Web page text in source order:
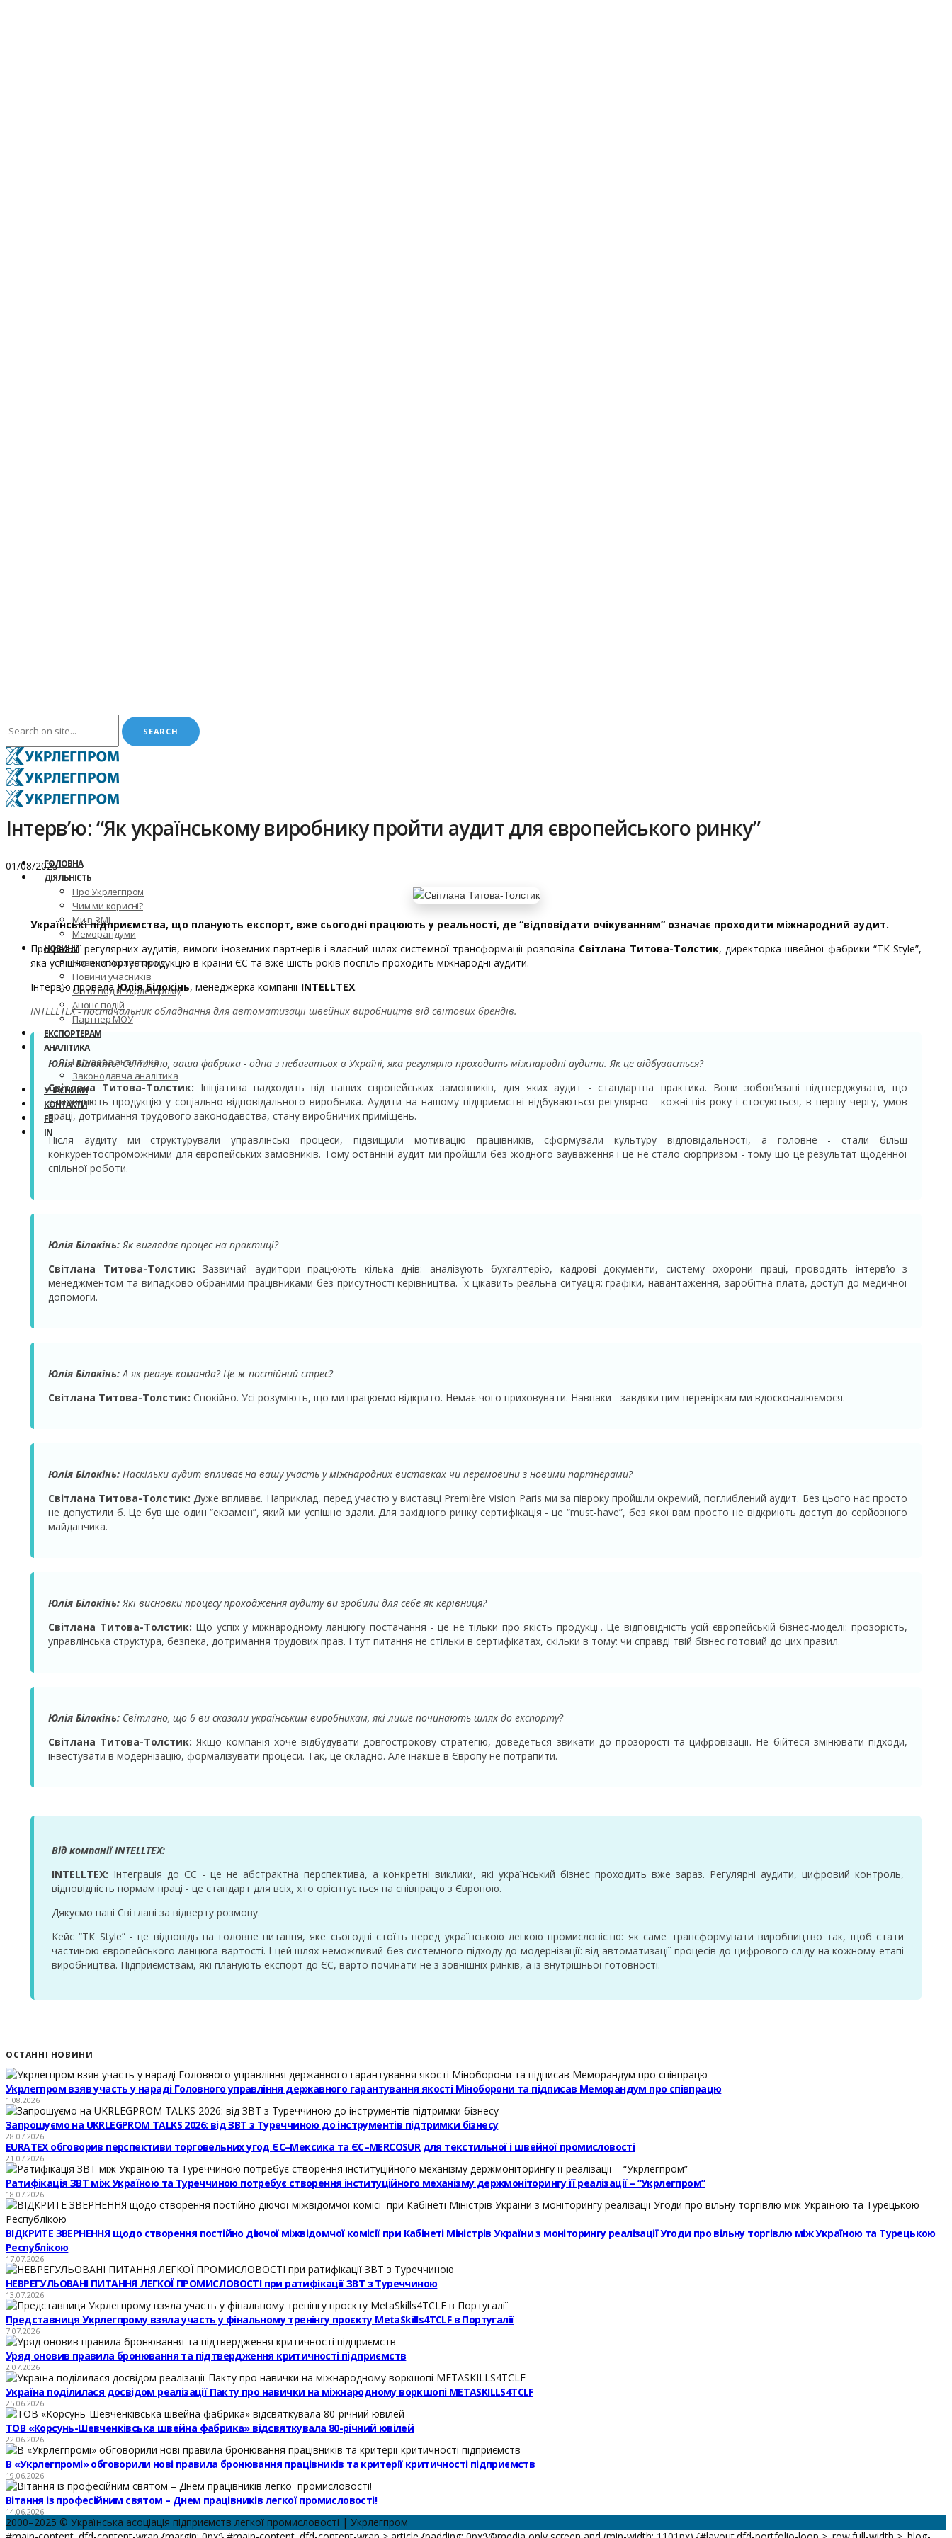
ГОЛОВНА
ДІЯЛЬНІСТЬ
Про Укрлегпром
Чим ми корисні?
Ми в ЗМІ
Меморандуми
НОВИНИ
Новини Укрлегпрому
Новини учасників
Фото подій Укрлегпрому
Анонс подій
Партнер МОУ
ЕКСПОРТЕРАМ
АНАЛІТИКА
Галузева аналітика
Законодавча аналітика
УЧАСНИКИ
КОНТАКТИ
FB
IN
Інтерв’ю: “Як українському виробнику пройти аудит для європейського ринку”
01/08/2025
Українські підприємства, що планують експорт, вже сьогодні працюють у реальності, де “відповідати очікуванням” означає проходити міжнародний аудит.
Про реалії регулярних аудитів, вимоги іноземних партнерів і власний шлях системної трансформації розповіла Світлана Титова-Толстик, директорка швейної фабрики “ТК Style”,
яка успішно експортує продукцію в країни ЄС та вже шість років поспіль проходить міжнародні аудити.
Інтерв’ю провелаЮлія Білокінь, менеджерка компанії INTELLTEX.
INTELLTEX - постачальник обладнання для автоматизації швейних виробництв від світових брендів.
Юлія Білокінь:Світлано, ваша фабрика - одна з небагатьох в Україні, яка регулярно проходить міжнародні аудити. Як це відбувається?
Світлана Титова-Толстик: Ініціатива надходить від наших європейських замовників, для яких аудит - стандартна практика. Вони зобов’язані підтверджувати, що
замовляють продукцію у соціально-відповідального виробника. Аудити на нашому підприємстві відбуваються регулярно - кожні пів року і стосуються, в першу чергу, умов
праці, дотримання трудового законодавства, стану виробничих приміщень.
Після аудиту ми структурували управлінські процеси, підвищили мотивацію працівників, сформували культуру відповідальності, а головне - стали більш
конкурентоспроможними для європейських замовників. Тому останній аудит ми пройшли без жодного зауваження і це не стало сюрпризом - тому що це результат щоденної
спільної роботи.
Юлія Білокінь:Як виглядає процес на практиці?
Світлана Титова-Толстик: Зазвичай аудитори працюють кілька днів: аналізують бухгалтерію, кадрові документи, систему охорони праці, проводять інтерв’ю з
менеджментом та випадково обраними працівниками без присутності керівництва. Їх цікавить реальна ситуація: графіки, навантаження, заробітна плата, доступ до медичної
допомоги.
Юлія Білокінь:А як реагує команда? Це ж постійний стрес?
Світлана Титова-Толстик: Спокійно. Усі розуміють, що ми працюємо відкрито. Немає чого приховувати. Навпаки - завдяки цим перевіркам ми вдосконалюємося.
Юлія Білокінь: Наскільки аудит впливає на вашу участь у міжнародних виставках чи перемовини з новими партнерами?
Світлана Титова-Толстик: Дуже впливає. Наприклад, перед участю у виставці Première Vision Paris ми за півроку пройшли окремий, поглиблений аудит. Без цього нас просто
не допустили б. Це був ще один “екзамен”, який ми успішно здали. Для західного ринку сертифікація - це “must-have”, без якої вам просто не відкриють доступ до серйозного
майданчика.
Юлія Білокінь:Які висновки процесу проходження аудиту ви зробили для себе як керівниця?
Світлана Титова-Толстик: Що успіх у міжнародному ланцюгу постачання - це не тільки про якість продукції. Це відповідність усій європейській бізнес-моделі: прозорість,
управлінська структура, безпека, дотримання трудових прав. І тут питання не стільки в сертифікатах, скільки в тому: чи справді твій бізнес готовий до цих правил.
Юлія Білокінь: Світлано, що б ви сказали українським виробникам, які лише починають шлях до експорту?
Світлана Титова-Толстик: Якщо компанія хоче відбудувати довгострокову стратегію, доведеться звикати до прозорості та цифровізації. Не бійтеся змінювати підходи,
інвестувати в модернізацію, формалізувати процеси. Так, це складно. Але інакше в Європу не потрапити.
Від компанії INTELLTEX:
INTELLTEX: Інтеграція до ЄС - це не абстрактна перспектива, а конкретні виклики, які український бізнес проходить вже зараз. Регулярні аудити, цифровий контроль,
відповідність нормам праці - це стандарт для всіх, хто орієнтується на співпрацю з Європою.
Дякуємо пані Світлані за відверту розмову.
Кейс “ТК Style” - це відповідь на головне питання, яке сьогодні стоїть перед українською легкою промисловістю: як саме трансформувати виробництво так, щоб стати
частиною європейського ланцюга вартості. І цей шлях неможливий без системного підходу до модернізації: від автоматизації процесів до цифрового сліду на кожному етапі
виробництва. Підприємствам, які планують експорт до ЄС, варто починати не з зовнішніх ринків, а із внутрішньої готовності.
ОСТАННІ НОВИНИ
Укрлегпром взяв участь у нараді Головного управління державного гарантування якості Міноборони та підписав Меморандум про співпрацю
1.08.2026
Запрошуємо на UKRLEGPROM TALKS 2026: від ЗВТ з Туреччиною до інструментів підтримки бізнесу
28.07.2026
EURATEX обговорив перспективи торговельних угод ЄС–Мексика та ЄС–MERCOSUR для текстильної і швейної промисловості
21.07.2026
Ратифікація ЗВТ між Україною та Туреччиною потребує створення інституційного механізму держмоніторингу її реалізації – “Укрлегпром”
18.07.2026
ВІДКРИТЕ ЗВЕРНЕННЯ щодо створення постійно діючої міжвідомчої комісії при Кабінеті Міністрів України з моніторингу реалізації Угоди про вільну торгівлю між Україною та Турецькою
Республікою
17.07.2026
НЕВРЕГУЛЬОВАНІ ПИТАННЯ ЛЕГКОЇ ПРОМИСЛОВОСТІ при ратифікації ЗВТ з Туреччиною
13.07.2026
Представниця Укрлегпрому взяла участь у фінальному тренінгу проєкту MetaSkills4TCLF в Португалії
7.07.2026
Уряд оновив правила бронювання та підтвердження критичності підприємств
2.07.2026
Україна поділилася досвідом реалізації Пакту про навички на міжнародному воркшопі METASKILLS4TCLF
25.06.2026
ТОВ «Корсунь-Шевченківська швейна фабрика» відсвяткувала 80-річний ювілей
22.06.2026
В «Укрлегпромі» обговорили нові правила бронювання працівників та критерії критичності підприємств
19.06.2026
Вітання із професійним святом – Днем працівників легкої промисловості!
14.06.2026
2000–2025 © Українська асоціація підприємств легкої промисловості | Укрлегпром